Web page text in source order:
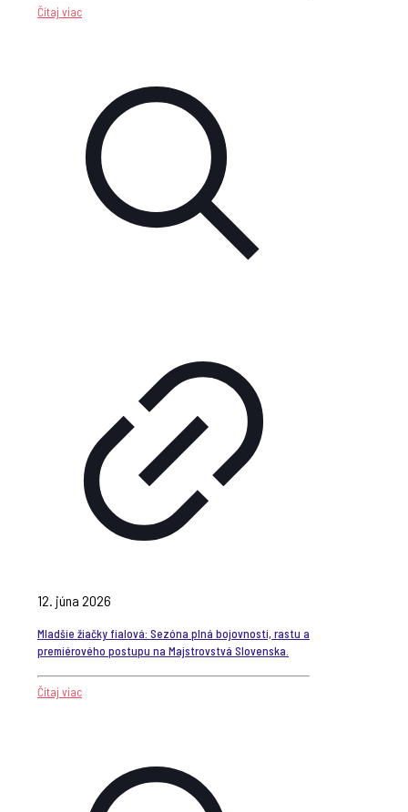
Čítaj viac
12. júna 2026
Mladšie žiačky fialová: Sezóna plná bojovnosti, rastu a
premiérového postupu na Majstrovstvá Slovenska.
Čítaj viac